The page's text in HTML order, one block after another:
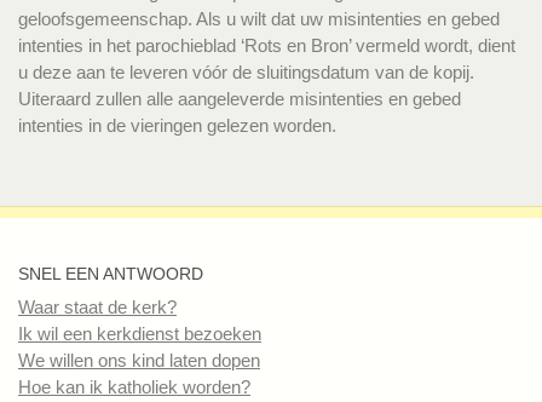
geloofsgemeenschap. Als u wilt dat uw misintenties en gebed
intenties in het parochieblad ‘Rots en Bron’ vermeld wordt, dient
u deze aan te leveren vóór de sluitingsdatum van de kopij.
Uiteraard zullen alle aangeleverde misintenties en gebed
intenties in de vieringen gelezen worden.
SNEL EEN ANTWOORD
Waar staat de kerk?
Ik wil een kerkdienst bezoeken
We willen ons kind laten dopen
Hoe kan ik katholiek worden?